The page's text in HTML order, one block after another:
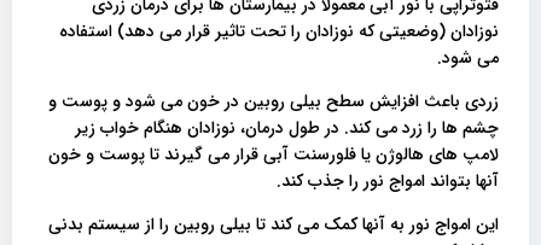
نوزادان (وضعیتی که نوزادان را تحت تاثیر قرار می دهد) استفاده
می شود.
زردی باعث افزایش سطح بیلی روبین در خون می شود و پوست و
چشم ها را زرد می کند. در طول درمان، نوزادان هنگام خواب زیر
لامپ های هالوژن یا فلورسنت آبی قرار می گیرند تا پوست و خون
آنها بتواند امواج نور را جذب کند.
این امواج نور به آنها کمک می کند تا بیلی روبین را از سیستم بدنی